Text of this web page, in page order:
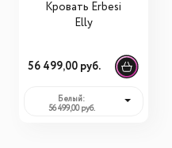
Кровать Erbesi
Elly
56 499,00 руб.
Белый:
56 499,00 руб.